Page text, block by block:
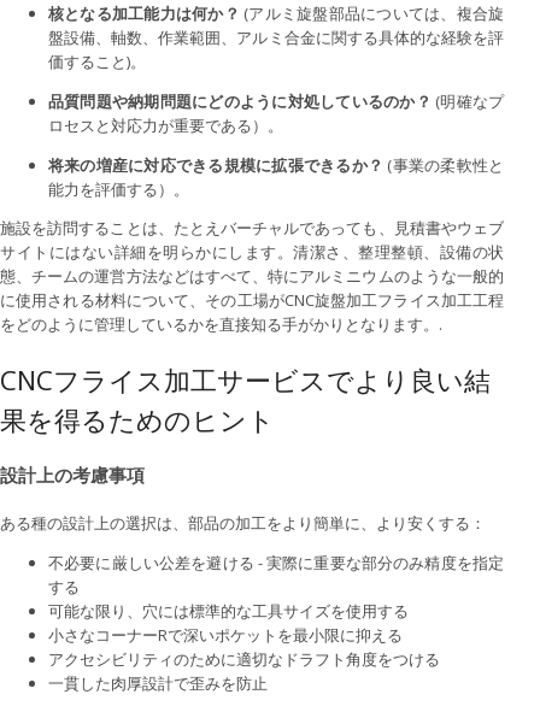
核となる加工能力は何か？ (アルミ旋盤部品については、複合旋
盤設備、軸数、作業範囲、アルミ合金に関する具体的な経験を評
価すること)。
品質問題や納期問題にどのように対処しているのか？ (明確なプ
ロセスと対応力が重要である）。
将来の増産に対応できる規模に拡張できるか？ (事業の柔軟性と
能力を評価する）。
施設を訪問することは、たとえバーチャルであっても、見積書やウェブ
サイトにはない詳細を明らかにします。清潔さ、整理整頓、設備の状
態、チームの運営方法などはすべて、特にアルミニウムのような一般的
に使用される材料について、その工場がCNC旋盤加工フライス加工工程
をどのように管理しているかを直接知る手がかりとなります。.
CNCフライス加工サービスでより良い結
果を得るためのヒント
設計上の考慮事項
ある種の設計上の選択は、部品の加工をより簡単に、より安くする：
不必要に厳しい公差を避ける - 実際に重要な部分のみ精度を指定
する
可能な限り、穴には標準的な工具サイズを使用する
小さなコーナーRで深いポケットを最小限に抑える
アクセシビリティのために適切なドラフト角度をつける
一貫した肉厚設計で歪みを防止